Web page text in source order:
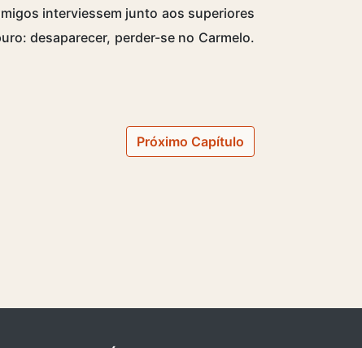
interviessem junto aos superiores
desaparecer, perder-se no Carmelo.
Próximo Capítulo